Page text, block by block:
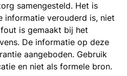
samengesteld. Het is
informatie verouderd is, niet
is gemaakt bij het
De informatie op deze
aangeboden. Gebruik
en niet als formele bron.